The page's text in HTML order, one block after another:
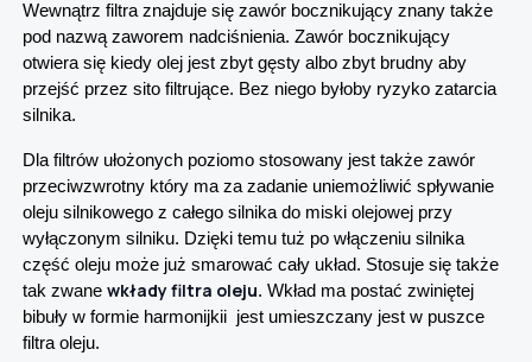
Wewnątrz filtra znajduje się zawór bocznikujący znany także
pod nazwą zaworem nadciśnienia. Zawór bocznikujący
otwiera się kiedy olej jest zbyt gęsty albo zbyt brudny aby
przejść przez sito filtrujące. Bez niego byłoby ryzyko zatarcia
silnika.
Dla filtrów ułożonych poziomo stosowany jest także zawór
przeciwzwrotny który ma za zadanie uniemożliwić spływanie
oleju silnikowego z całego silnika do miski olejowej przy
wyłączonym silniku. Dzięki temu tuż po włączeniu silnika
część oleju może już smarować cały układ. Stosuje się także
tak zwane wkłady filtra oleju. Wkład ma postać zwiniętej
bibuły w formie harmonijkii jest umieszczany jest w puszce
filtra oleju.